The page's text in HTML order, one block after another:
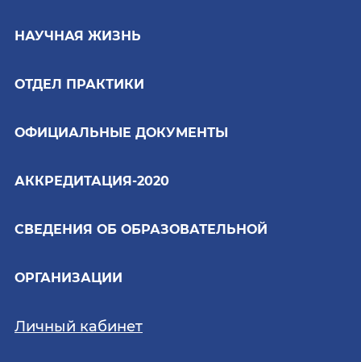
НАУЧНАЯ ЖИЗНЬ
ОТДЕЛ ПРАКТИКИ
ОФИЦИАЛЬНЫЕ ДОКУМЕНТЫ
АККРЕДИТАЦИЯ-2020
СВЕДЕНИЯ ОБ ОБРАЗОВАТЕЛЬНОЙ
ОРГАНИЗАЦИИ
Личный кабинет